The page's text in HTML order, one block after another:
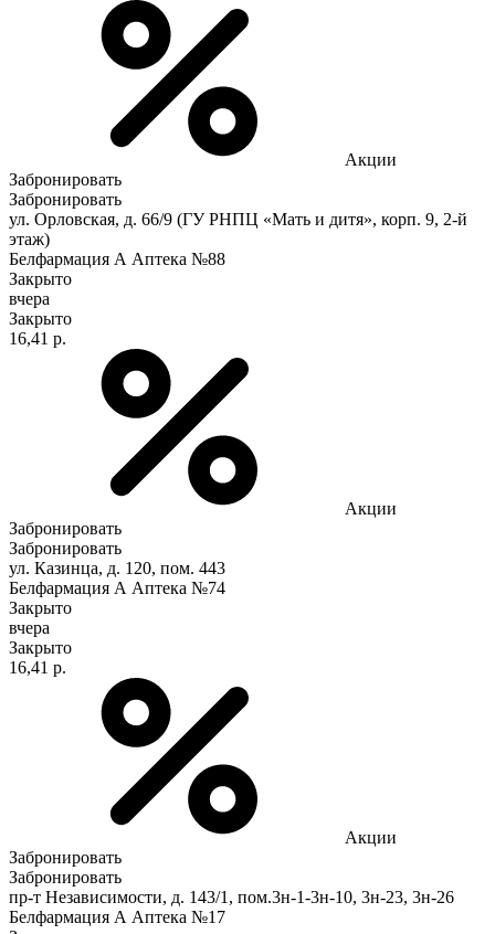
Акции
Забронировать
Забронировать
ул. Орловская, д. 66/9 (ГУ РНПЦ «Мать и дитя», корп. 9, 2-й
этаж)
Белфармация А Аптека №88
Закрыто
вчера
Закрыто
16,41 р.
Акции
Забронировать
Забронировать
ул. Казинца, д. 120, пом. 443
Белфармация А Аптека №74
Закрыто
вчера
Закрыто
16,41 р.
Акции
Забронировать
Забронировать
пр-т Независимости, д. 143/1, пом.3н-1-3н-10, 3н-23, 3н-26
Белфармация А Аптека №17